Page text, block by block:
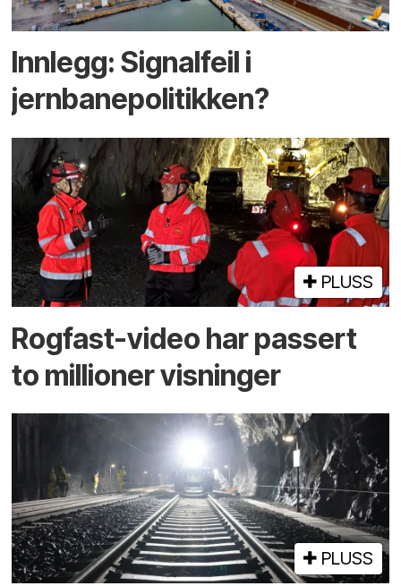
Innlegg: Signalfeil i
jernbanepolitikken?
PLUSS
Rogfast-video har passert
to millioner visninger
PLUSS